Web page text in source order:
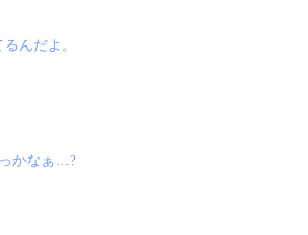
んだよ。
かなぁ…?